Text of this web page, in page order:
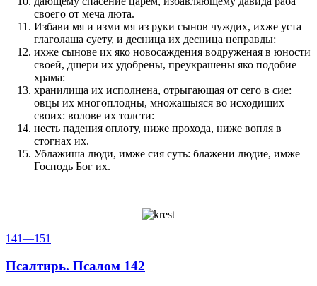
своего от меча люта.
Избави мя и изми мя из руки сынов чуждих, ихже уста
глаголаша суету, и десница их десница неправды:
ихже сынове их яко новосаждения водруженая в юности
своей, дщери их удобрены, преукрашены яко подобие
храма:
хранилища их исполнена, отрыгающая от сего в сие:
овцы их многоплодны, множащыяся во исходищих
своих: волове их толсти:
несть падения оплоту, ниже прохода, ниже вопля в
стогнах их.
Ублажиша люди, имже сия суть: блажени людие, имже
Господь Бог их.
141—151
Псалтирь. Псалом 142